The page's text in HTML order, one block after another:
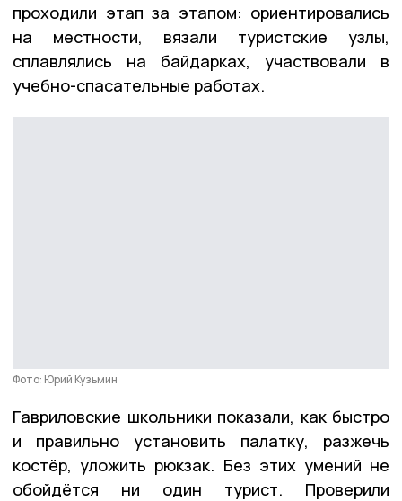
проходили этап за этапом: ориентировались
на местности, вязали туристские узлы,
сплавлялись на байдарках, участвовали в
учебно-спасательные работах.
Фото: Юрий Кузьмин
Гавриловские школьники показали, как быстро
и правильно установить палатку, разжечь
костёр, уложить рюкзак. Без этих умений не
обойдётся ни один турист. Проверили